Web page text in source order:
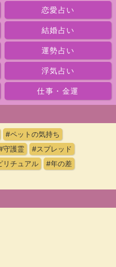
恋愛占い
結婚占い
運勢占い
浮気占い
仕事・金運
#ペットの気持ち
守護霊
#スプレッド
リチュアル
#年の差